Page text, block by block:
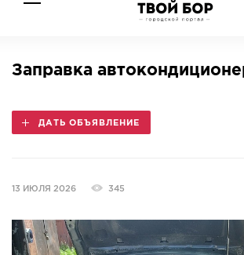
НОВОСТИ
ОБЪЯВЛЕНИЯ
КАМЕРЫ
КОНКУРСЫ
Заправка
ДАТЬ ОБЪЯВЛЕНИЕ
13 ИЮЛЯ 2026 345